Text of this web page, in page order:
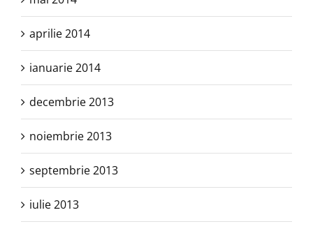
aprilie 2014
ianuarie 2014
decembrie 2013
noiembrie 2013
septembrie 2013
iulie 2013